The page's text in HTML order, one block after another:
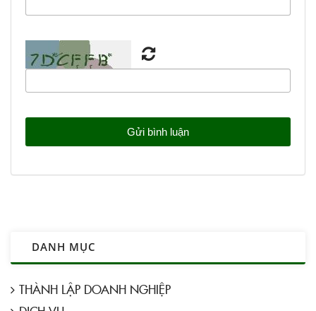
DANH MỤC
THÀNH LẬP DOANH NGHIỆP